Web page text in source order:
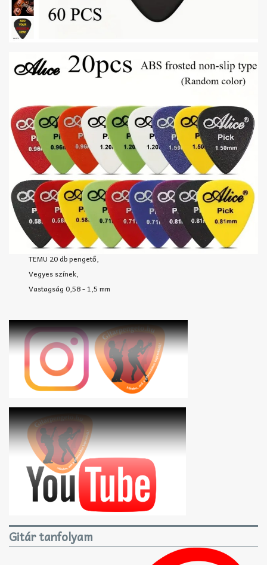
TEMU 20 db pengető,
Vegyes színek,
Vastagság 0,58 - 1,5 mm
Gitár tanfolyam